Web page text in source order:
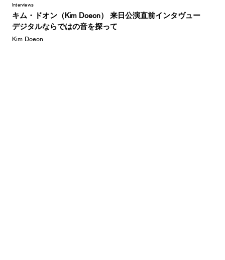
Interviews
キム・ドオン（Kim Doeon） 来日公演直前インタヴュー
デジタルならではの音を探って
Kim Doeon